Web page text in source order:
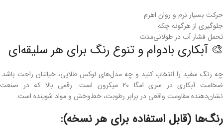
حرکت بسیار نرم و روان اهرم
جلوگیری از هرگونه چکه
تحمل فشار آب در طولانی‌مدت
🎨 آبکاری بادوام و تنوع رنگ برای هر سلیقه‌ای
چه رنگ سفید را انتخاب کنید و چه مدل‌های لوکس طلایی، خیالتان راحت باشد.
ضخامت آبکاری در سری امگا ۲۰ میکرون است. رقمی بالا که در صنعت
نشان‌دهنده مقاومت واقعی در برابر رطوبت، خط‌وخش و مواد شوینده است.
رنگ‌ها (قابل استفاده برای هر نسخه):